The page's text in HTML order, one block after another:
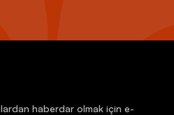
haberdar olmak için e-